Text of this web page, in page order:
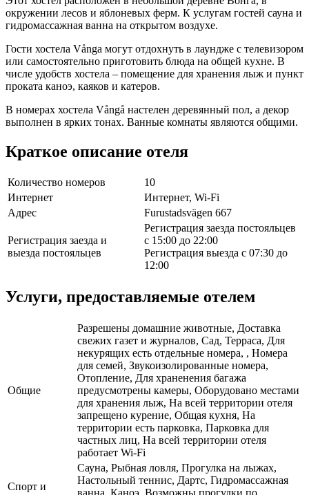
окружении лесов и яблоневых ферм. К услугам гостей сауна и
гидромассажная ванна на открытом воздухе.
Гости хостела Vånga могут отдохнуть в лаундже с телевизором
или самостоятельно приготовить блюда на общей кухне. В
числе удобств хостела – помещение для хранения лыж и пункт
проката каноэ, каяков и катеров.
В номерах хостела Vångå настелен деревянный пол, а декор
выполнен в ярких тонах. Ванные комнаты являются общими.
Краткое описание отеля
Количество номеров
10
Интернет
Интернет, Wi-Fi
Адрес
Furustadsvägen 667
Регистрация заезда и
выезда постояльцев
Регистрация заезда постояльцев
с 15:00 до 22:00
Регистрация выезда с 07:30 до
12:00
Услуги, предоставляемые отелем
Общие
Разрешены домашние животные, Доставка
свежих газет и журналов, Сад, Терраса, Для
некурящих есть отдельные номера, , Номера
для семей, Звукоизолированные номера,
Отопление, Для храненения багажа
предусмотрены камеры, Оборудовано местами
для хранения лыж, На всей территории отеля
запрещено курение, Общая кухня, На
территории есть парковка, Парковка для
частных лиц, На всей территории отеля
работает Wi-Fi
Спорт и
Сауна, Рыбная ловля, Прогулка на лыжах,
Настольный теннис, Дартс, Гидромассажная